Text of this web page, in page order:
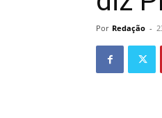
Por Redação -